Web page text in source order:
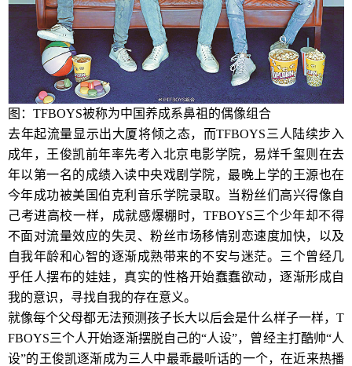
图：TFBOYS被称为中国养成系鼻祖的偶像组合
去年起流量显示出大厦将倾之态，而TFBOYS三人陆续步入
成年，王俊凯前年率先考入北京电影学院，易烊千玺则在去
年以第一名的成绩入读中央戏剧学院，最晚上学的王源也在
今年成功被美国伯克利音乐学院录取。当粉丝们高兴得像自
己考进高校一样，成就感爆棚时，TFBOYS三个少年却不得
不面对流量效应的失灵、粉丝市场移情别恋速度加快，以及
自我年龄和心智的逐渐成熟带来的不安与迷茫。三个曾经几
乎任人摆布的娃娃，真实的性格开始蠢蠢欲动，逐渐形成自
我的意识，寻找自我的存在意义。
就像每个父母都无法预测孩子长大以后会是什么样子一样，T
FBOYS三个人开始逐渐摆脱自己的“人设”，曾经主打酷帅“人
设”的王俊凯逐渐成为三人中最乖最听话的一个，在近来热播